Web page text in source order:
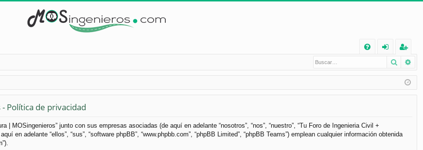
Q
nt
ifi
e
eg
ist
ra
Buscar
Política de privacidad
MOSingenieros” junto con sus empresas asociadas (de aquí en adelante “nosotros”, “nos”, “nuestro”, “Tu Foro de Ingenieria Civil +
en adelante “ellos”, “sus”, “software phpBB”, “www.phpbb.com”, “phpBB Limited”, “phpBB Teams”) emplean cualquier información obtenida